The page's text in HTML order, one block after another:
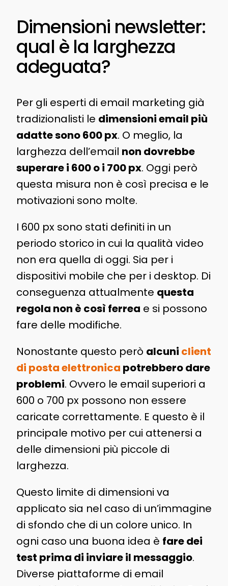
Dimensioni newsletter:
qual è la larghezza
adeguata?
Per gli esperti di email marketing già
tradizionalisti le dimensioni email più
adatte sono 600 px. O meglio, la
larghezza dell’email non dovrebbe
superare i 600 o i 700 px. Oggi però
questa misura non è così precisa e le
motivazioni sono molte.
I 600 px sono stati definiti in un
periodo storico in cui la qualità video
non era quella di oggi. Sia per i
dispositivi mobile che per i desktop. Di
conseguenza attualmente questa
regola non è così ferrea e si possono
fare delle modifiche.
Nonostante questo però alcuni client
di posta elettronica potrebbero dare
problemi. Ovvero le email superiori a
600 o 700 px possono non essere
caricate correttamente. E questo è il
principale motivo per cui attenersi a
delle dimensioni più piccole di
larghezza.
Questo limite di dimensioni va
applicato sia nel caso di un’immagine
di sfondo che di un colore unico. In
ogni caso una buona idea è fare dei
test prima di inviare il messaggio.
Diverse piattaforme di email